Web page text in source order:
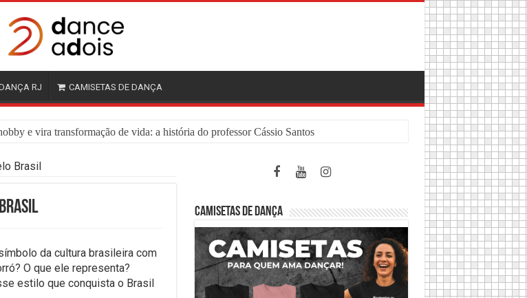
RJ CAMISETAS DE DANÇA
e vira transformação de vida: a história do professor Cássio Santos
Brasil
da cultura brasileira com
O que ele representa?
estilo que conquista o Brasil
CAMISETAS DE DANÇA